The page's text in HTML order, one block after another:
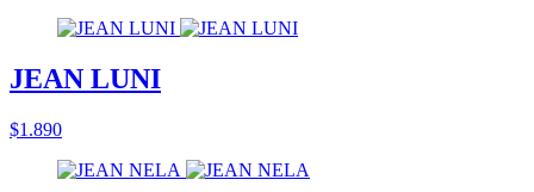
JEAN LUNI
$1.890